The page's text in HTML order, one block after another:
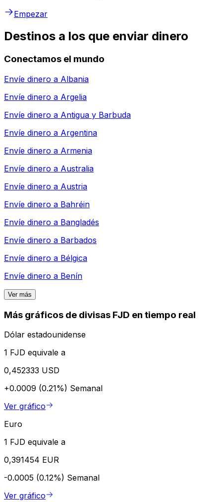
Empezar
Destinos a los que enviar dinero
Conectamos el mundo
Envíe dinero a Albania
Envíe dinero a Argelia
Envíe dinero a Antigua y Barbuda
Envíe dinero a Argentina
Envíe dinero a Armenia
Envíe dinero a Australia
Envíe dinero a Austria
Envíe dinero a Bahréin
Envíe dinero a Bangladés
Envíe dinero a Barbados
Envíe dinero a Bélgica
Envíe dinero a Benín
Ver más
Más gráficos de divisas FJD en tiempo real
Dólar estadounidense
1 FJD equivale a
0,452333 USD
+0.0009 (0.21%) Semanal
Ver gráfico
Euro
1 FJD equivale a
0,391454 EUR
-0.0005 (0.12%) Semanal
Ver gráfico